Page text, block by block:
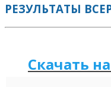
РЕЗУЛЬТАТЫ
Скачать